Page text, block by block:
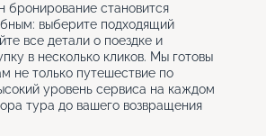
бронирование становится
выберите подходящий
все детали о поездке и
в несколько кликов. Мы готовы
не только путешествие по
уровень сервиса на каждом
тура до вашего возвращения